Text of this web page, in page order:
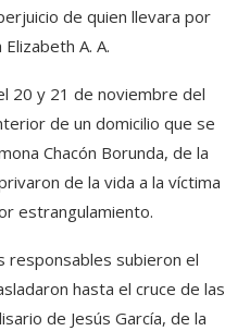
de quien llevara por
A. A.
20 y 21 de noviembre del
de un domicilio que se
Chacón Borunda, de la
de la vida a la víctima
estrangulamiento.
responsables subieron el
hasta el cruce de las
de Jesús García, de la